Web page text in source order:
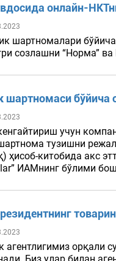
онлайн-
шартномалари
созлашни “Норма”
шартномаси
учун
тузишни
ҳисоб-китобида акс
ИАМнинг бўлими
агентлигимиз орқали
Биз улар билан